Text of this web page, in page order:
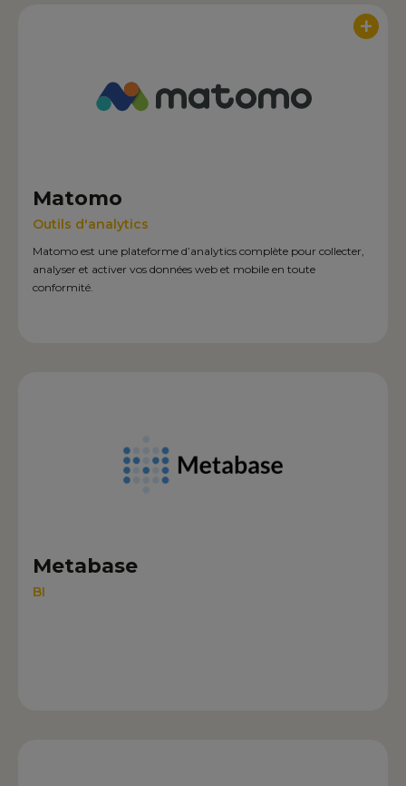
+
Matomo
Outils d'analytics
Matomo est une plateforme d’analytics complète pour collecter,
analyser et activer vos données web et mobile en toute
conformité.
Metabase
BI